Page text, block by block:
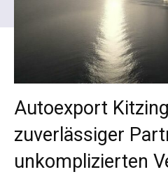
Autoexport
zuverlässiger
unkomplizierten